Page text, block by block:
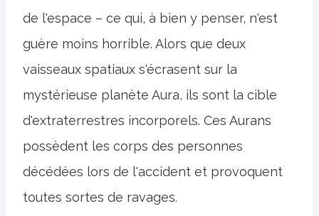
de l'espace – ce qui, à bien y penser, n'est
guère moins horrible. Alors que deux
vaisseaux spatiaux s'écrasent sur la
mystérieuse planète Aura, ils sont la cible
d'extraterrestres incorporels. Ces Aurans
possèdent les corps des personnes
décédées lors de l'accident et provoquent
toutes sortes de ravages.